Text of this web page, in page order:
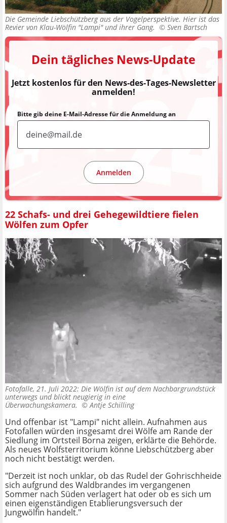
Die Gemeinde Liebschützberg aus der Vogelperspektive. Hier ist das
Revier von Klau-Wölfin "Lampi" und ihrer Gang. © Sven Bartsch
Dein tägliches News-Update
Jetzt kostenlos für den News-des-Tages-Newsletter
anmelden!
Bitte gib deine E-Mail-Adresse für die Anmeldung an
Anmelden
22 Schafs- und drei Gehegewildtiere fielen
Wölfen zum Opfer
Fotofalle, 21. Juli 2022: Die Wölfin ist auf dem Nachbargrundstück
unterwegs und blickt neugierig in eine
Überwachungskamera. © Antje Schilling
Und offenbar ist "Lampi" nicht allein. Aufnahmen aus
Fotofallen würden insgesamt drei Wölfe am Rande der
Siedlung im Ortsteil Borna zeigen, erklärte die Behörde.
Als neues Wolfsterritorium könne Liebschützberg aber
noch nicht bestätigt werden.
"Derzeit ist noch unklar, ob das Rudel der Gohrischheide
sich aufgrund des Waldbrandes im vergangenen
Sommer nach Süden verlagert hat oder ob es sich um
einen eigenständigen Etablierungsversuch der
Jungwölfin handelt."